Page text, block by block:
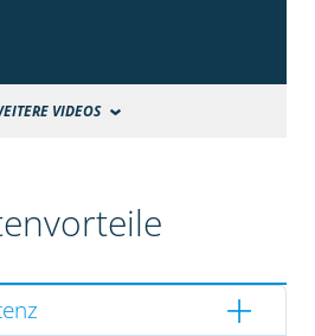
VIDEOS